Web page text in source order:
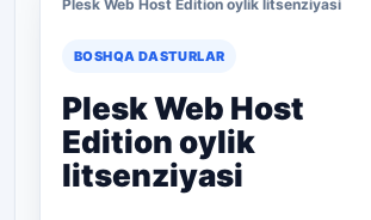
Plesk Web Host Edition oylik litsenziyasi
BOSHQA DASTURLAR
Plesk Web Host
Edition oylik
litsenziyasi